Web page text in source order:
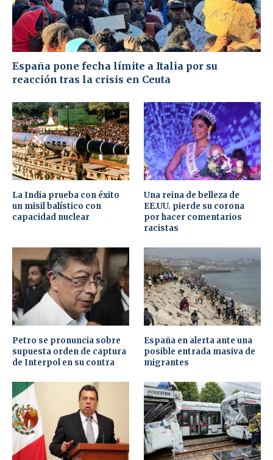
España pone fecha límite a Italia por su
reacción tras la crisis en Ceuta
La India prueba con éxito
un misil balístico con
capacidad nuclear
Una reina de belleza de
EE.UU. pierde su corona
por hacer comentarios
racistas
Petro se pronuncia sobre
supuesta orden de captura
de Interpol en su contra
España en alerta ante una
posible entrada masiva de
migrantes